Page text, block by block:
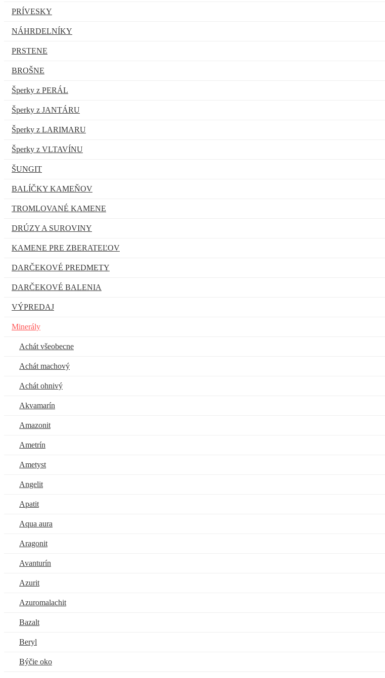
PRÍVESKY
NÁHRDELNÍKY
PRSTENE
BROŠNE
Šperky z PERÁL
Šperky z JANTÁRU
Šperky z LARIMARU
Šperky z VLTAVÍNU
ŠUNGIT
BALÍČKY KAMEŇOV
TROMLOVANÉ KAMENE
DRÚZY A SUROVINY
KAMENE PRE ZBERATEĽOV
DARČEKOVÉ PREDMETY
DARČEKOVÉ BALENIA
VÝPREDAJ
Minerály
Achát všeobecne
Achát machový
Achát ohnivý
Akvamarín
Amazonit
Ametrín
Ametyst
Angelit
Apatit
Aqua aura
Aragonit
Avanturín
Azurit
Azuromalachit
Bazalt
Beryl
Býčie oko